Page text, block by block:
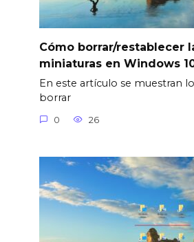
Cómo borrar/restablecer
miniaturas en Windows
En este artículo se muestran
borrar
0 26